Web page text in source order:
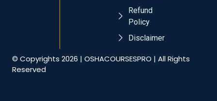
Refund
Policy
Disclaimer
© Copyrights 2026 | OSHACOURSESPRO | All Rights
Reserved